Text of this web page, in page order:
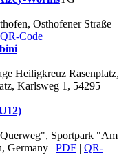
Osthofener Straße
QR-Code
Heiligkreuz Rasenplatz,
Karlsweg 1, 54295
12)
Sportpark "Am
Germany | PDF | QR-